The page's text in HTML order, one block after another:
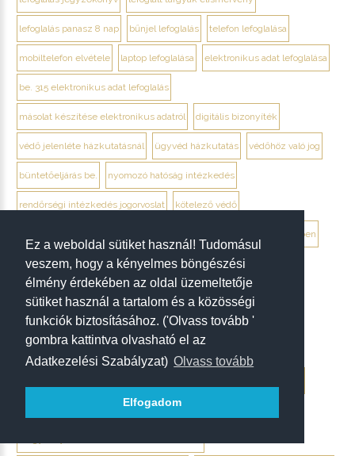
Ez a weboldal sütiket használ! Tudomásul
veszem, hogy a kényelmes böngészési
élmény érdekében az oldal üzemeltetője
sütiket használ a tartalom és a közösségi
funkciók biztosításához. ('Olvass tovább '
gombra kattintva olvasható el az
Adatkezelési Szabályzat) Olvass tovább
Elfogadom
lefoglalás panasz 8 nap bűnjel lefoglalás telefon lefoglalása
mobiltelefon elvétele laptop lefoglalása elektronikus adat lefoglalása
be. 315 elektronikus adat lefoglalás
másolat készítése elektronikus adatról digitális bizonyíték
védő jelenléte házkutatásnál ügyvéd házkutatás védőhöz való jog
büntetőeljárás be. nyomozó hatóság intézkedés
rendőrségi intézkedés jogorvoslat kötelező védő
mikor kötelező ügyvéd büntetőügyben
védő kötelező részvétele gyanúsított védőhöz való joga
terhelt hatékony védelemhez való joga védő kirendelése
kirendelt védő vagy meghatalmazott védő büntetőeljárás védő
kényszerintézkedés és védő